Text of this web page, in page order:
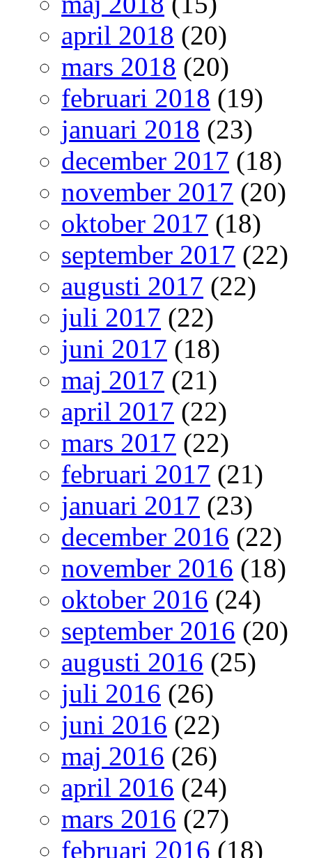
april 2018 (20)
mars 2018 (20)
februari 2018 (19)
januari 2018 (23)
december 2017 (18)
november 2017 (20)
oktober 2017 (18)
september 2017 (22)
augusti 2017 (22)
juli 2017 (22)
juni 2017 (18)
maj 2017 (21)
april 2017 (22)
mars 2017 (22)
februari 2017 (21)
januari 2017 (23)
december 2016 (22)
november 2016 (18)
oktober 2016 (24)
september 2016 (20)
augusti 2016 (25)
juli 2016 (26)
juni 2016 (22)
maj 2016 (26)
april 2016 (24)
mars 2016 (27)
februari 2016 (18)